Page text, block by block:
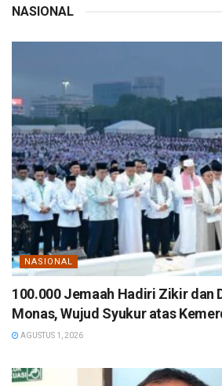
NASIONAL
NASIONAL
100.000 Jemaah Hadiri Zikir dan
Monas, Wujud Syukur atas
AGUSTUS 1, 2026